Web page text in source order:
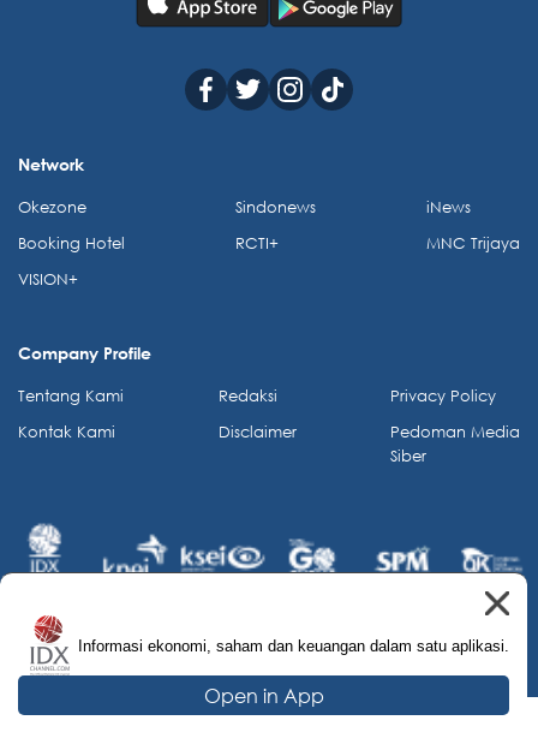
Informasi ekonomi, saham dan keuangan dalam satu aplikasi.
Open in App
Network
Okezone
Booking Hotel
VISION+
Sindonews
RCTI+
iNews
MNC Trijaya
Company Profile
Tentang Kami
Kontak Kami
Redaksi
Disclaimer
Privacy Policy
Pedoman Media
Siber
© 2026 IDX Channel. All Rights Reserved.